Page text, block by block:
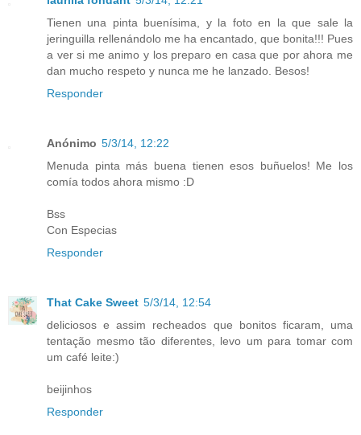
Tienen una pinta buenísima, y la foto en la que sale la
jeringuilla rellenándolo me ha encantado, que bonita!!! Pues
a ver si me animo y los preparo en casa que por ahora me
dan mucho respeto y nunca me he lanzado. Besos!
Responder
Anónimo 5/3/14, 12:22
Menuda pinta más buena tienen esos buñuelos! Me los
comía todos ahora mismo :D
Bss
Con Especias
Responder
That Cake Sweet 5/3/14, 12:54
deliciosos e assim recheados que bonitos ficaram, uma
tentação mesmo tão diferentes, levo um para tomar com
um café leite:)
beijinhos
Responder